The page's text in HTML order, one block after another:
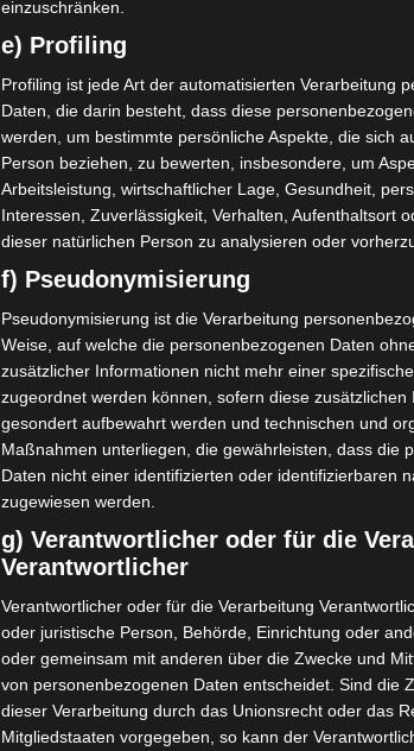
einzuschränken.
e) Profiling
Profiling ist jede Art der automatisierten Verarbeitung
Daten, die darin besteht, dass diese
werden, um bestimmte persönliche Aspekte, die sich
Person beziehen, zu bewerten, insbesondere, um
Arbeitsleistung, wirtschaftlicher Lage, Gesundheit,
Interessen, Zuverlässigkeit, Verhalten, Aufenthaltsort
dieser natürlichen Person zu analysieren oder
f) Pseudonymisierung
Pseudonymisierung ist die Verarbeitung
Weise, auf welche die personenbezogenen Daten
zusätzlicher Informationen nicht mehr einer
zugeordnet werden können, sofern diese zusätzlichen
gesondert aufbewahrt werden und technischen und
Maßnahmen unterliegen, die gewährleisten, dass die
Daten nicht einer identifizierten oder identifizierbaren
zugewiesen werden.
g) Verantwortlicher oder für die
Verantwortlicher
Verantwortlicher oder für die Verarbeitung
oder juristische Person, Behörde, Einrichtung oder
oder gemeinsam mit anderen über die Zwecke und
von personenbezogenen Daten entscheidet. Sind die
dieser Verarbeitung durch das Unionsrecht oder das
Mitgliedstaaten vorgegeben, so kann der